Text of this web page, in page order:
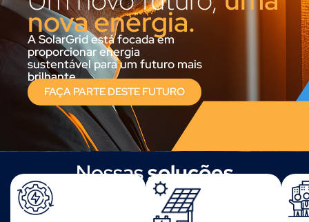
nova energia.
A SolarGrid está focada em
proporcionar energia
sustentável para um futuro mais
brilhante.
FAÇA PARTE DESTE FUTURO
Nossassoluções